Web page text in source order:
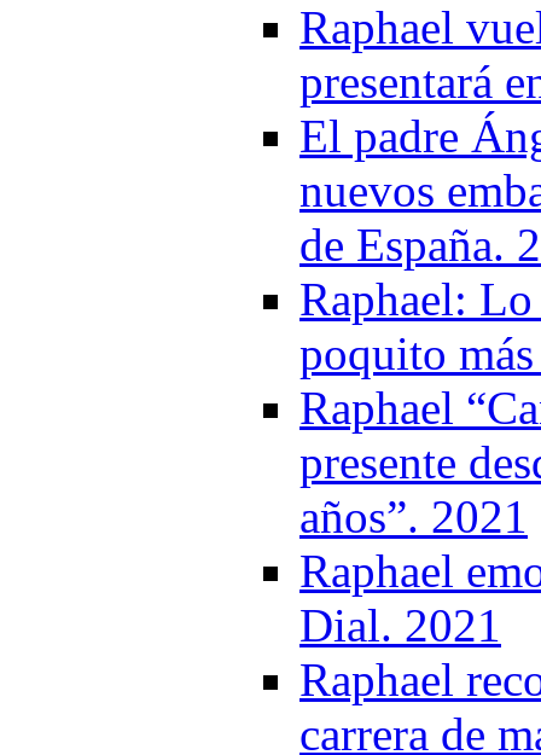
Raphael
presentará
El padre
nuevos
de España.
Raphael:
poquito
Raphael
presente
años”. 2021
Raphael
Dial. 2021
Raphael
carrera de